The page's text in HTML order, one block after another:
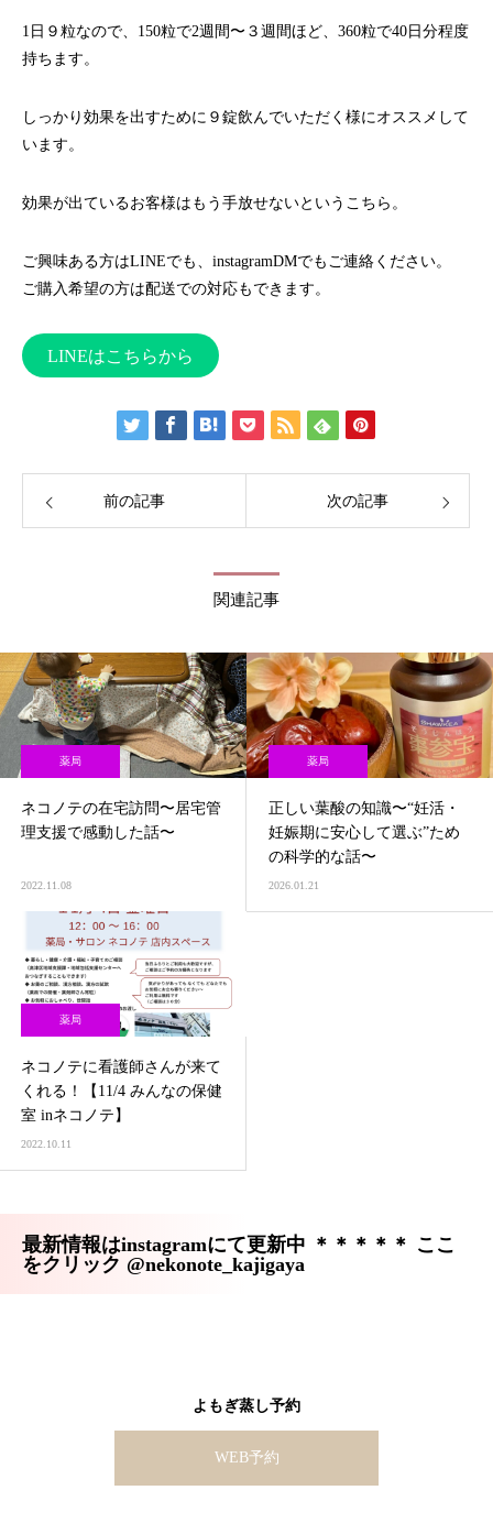
1日９粒なので、150粒で2週間〜３週間ほど、360粒で40日分程度
持ちます。
しっかり効果を出すために９錠飲んでいただく様にオススメして
います。
効果が出ているお客様はもう手放せないというこちら。
ご興味ある方はLINEでも、instagramDMでもご連絡ください。
ご購入希望の方は配送での対応もできます。
LINEはこちらから
前の記事 次の記事
関連記事
薬局
ネコノテの在宅訪問〜居宅管
理支援で感動した話〜
2022.11.08
薬局
正しい葉酸の知識〜“妊活・
妊娠期に安心して選ぶ”ため
の科学的な話〜
2026.01.21
薬局
ネコノテに看護師さんが来て
くれる！【11/4 みんなの保健
室 inネコノテ】
2022.10.11
最新情報はinstagramにて更新中 ＊＊＊＊＊ ここ
をクリック @nekonote_kajigaya
よもぎ蒸し予約
WEB予約